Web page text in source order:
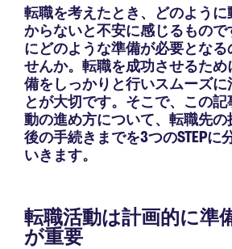
転職を考えたとき、どのよう
からないと不安に感じるもの
にどのような準備が必要となる
せんか。転職を成功させるた
備をしっかりと行いスムーズに
とが大切です。そこで、この
動の進め方について、転職先
後の手続きまでを3つのSTEPに
いきます。
転職活動は計画的に準
が重要